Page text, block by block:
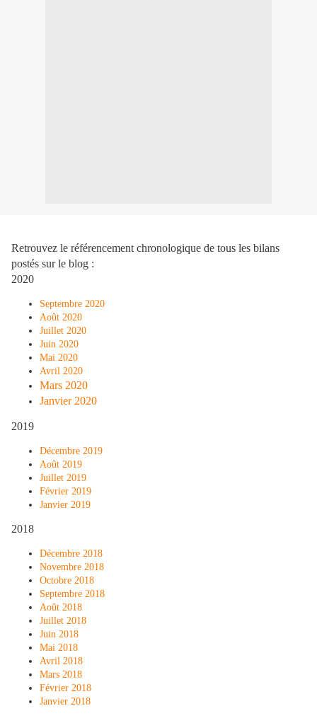
Retrouvez le référencement chronologique de tous les bilans
postés sur le blog :
2020
Septembre 2020
Août 2020
Juillet 2020
Juin 2020
Mai 2020
Avril 2020
Mars 2020
Janvier 2020
2019
Décembre 2019
Août 2019
Juillet 2019
Février 2019
Janvier 2019
2018
Décembre 2018
Novembre 2018
Octobre 2018
Septembre 2018
Août 2018
Juillet 2018
Juin 2018
Mai 2018
Avril 2018
Mars 2018
Février 2018
Janvier 2018